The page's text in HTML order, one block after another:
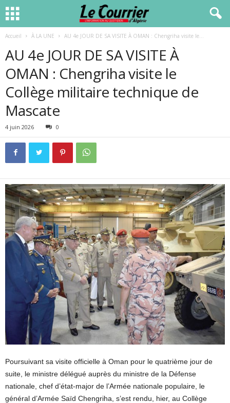
Accueil À LA UNE AU 4e JOUR DE SA VISITE À OMAN : Chengriha visite le...
AU 4e JOUR DE SA VISITE À
OMAN : Chengriha visite le
Collège militaire technique de
Mascate
4 juin 2026 0
Poursuivant sa visite officielle à Oman pour le quatrième jour de
suite, le ministre délégué auprès du ministre de la Défense
nationale, chef d’état-major de l’Armée nationale populaire, le
général d’Armée Saïd Chengriha, s’est rendu, hier, au Collège